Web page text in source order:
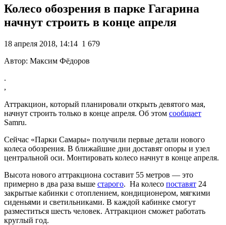
Колесо обозрения в парке Гагарина
начнут строить в конце апреля
18 апреля 2018, 14:14 1 679
Автор: Максим Фёдоров
.
,
Аттракцион, который планировали открыть девятого мая,
начнут строить только в конце апреля. Об этом сообщает
Samru.
Сейчас «Парки Самары» получили первые детали нового
колеса обозрения. В ближайшие дни доставят опоры и узел
центральной оси. Монтировать колесо начнут в конце апреля.
Высота нового аттракциона составит 55 метров — это
примерно в два раза выше старого. На колесо поставят 24
закрытые кабинки с отоплением, кондиционером, мягкими
сиденьями и светильниками. В каждой кабинке смогут
разместиться шесть человек. Аттракцион сможет работать
круглый год.